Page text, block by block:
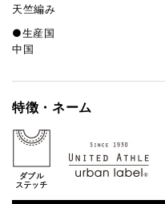
天竺編み
●生産国
中国
特徴・ネーム